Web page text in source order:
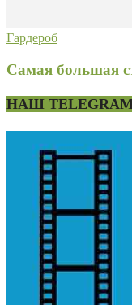
Гардероб
Самая большая
НАШ